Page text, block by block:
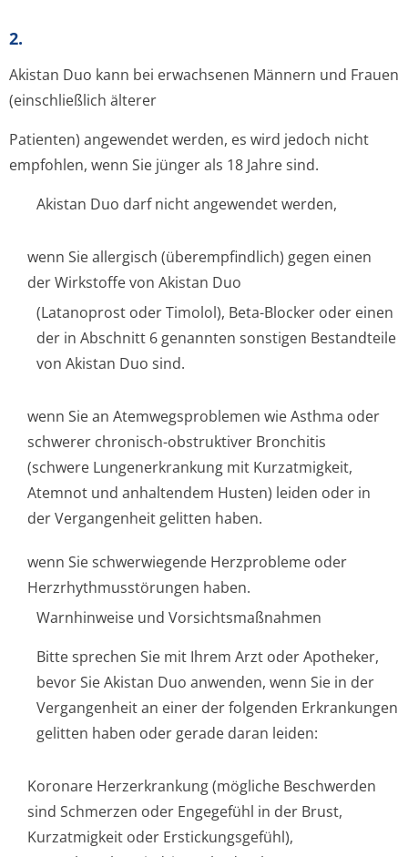
2.
Akistan Duo kann bei erwachsenen Männern und Frauen
(einschließlich älterer
Patienten) angewendet werden, es wird jedoch nicht
empfohlen, wenn Sie jünger als 18 Jahre sind.
Akistan Duo darf nicht angewendet werden,
wenn Sie allergisch (überempfindlich) gegen einen
der Wirkstoffe von Akistan Duo
(Latanoprost oder Timolol), Beta-Blocker oder einen
der in Abschnitt 6 genannten sonstigen Bestandteile
von Akistan Duo sind.
wenn Sie an Atemwegsproblemen wie Asthma oder
schwerer chronisch-obstruktiver Bronchitis
(schwere Lungenerkrankung mit Kurzatmigkeit,
Atemnot und anhaltendem Husten) leiden oder in
der Vergangenheit gelitten haben.
wenn Sie schwerwiegende Herzprobleme oder
Herzrhythmusstörun­gen haben.
Warnhinweise und Vorsichtsmaßnahmen
Bitte sprechen Sie mit Ihrem Arzt oder Apotheker,
bevor Sie Akistan Duo anwenden, wenn Sie in der
Vergangenheit an einer der folgenden Erkrankungen
gelitten haben oder gerade daran leiden:
Koronare Herzerkrankung (mögliche Beschwerden
sind Schmerzen oder Engegefühl in der Brust,
Kurzatmigkeit oder Erstickungsgefühl),